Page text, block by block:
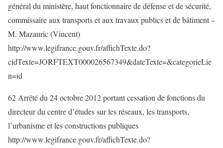
général du ministère, haut fonctionnaire de défense et de sécurité,
commissaire aux transports et aux travaux publics et de bâtiment –
M. Mazauric (Vincent)
http://www.legifrance.gouv.fr/affichTexte.do?
cidTexte=JORFTEXT000026567349&dateTexte=&categorieLie
n=id
62 Arrêté du 24 octobre 2012 portant cessation de fonctions du
directeur du centre d’études sur les réseaux, les transports,
l’urbanisme et les constructions publiques
http://www.legifrance.gouv.fr/affichTexte.do?